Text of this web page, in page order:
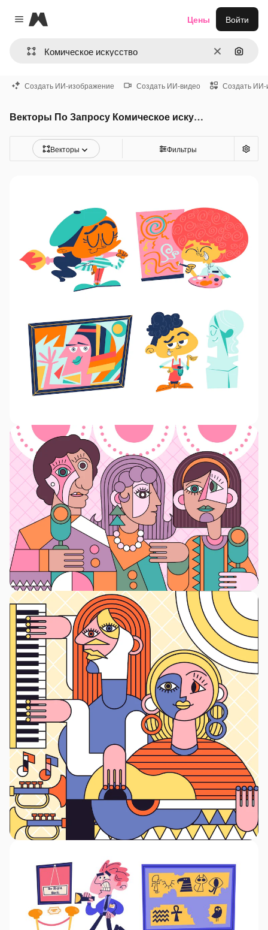
Close menu
Magnific
ОчиститьПоиск
Цены Войти
Создать ИИ-изображение Создать ИИ-видео Создать ИИ-
Векторы По Запросу Комическое искусство
Векторы Фильтры